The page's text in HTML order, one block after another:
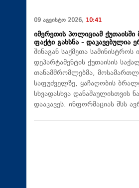
09 აგვისტო 2026, 10:41
იმერეთის პოლიციამ
ფაქტი გახსნა - დაკავებულია
შინაგან საქმეთა
დეპარტამენტის ქუთაისის
თანამშრომლებმა,
საფუძველზე, ყაჩაღობის
სხვადასხვა დანაშაულისთვის
დააკავეს. ინფორმაციას შსს